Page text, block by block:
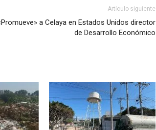
Artículo siguiente
a Celaya en Estados Unidos director
de Desarrollo Económico